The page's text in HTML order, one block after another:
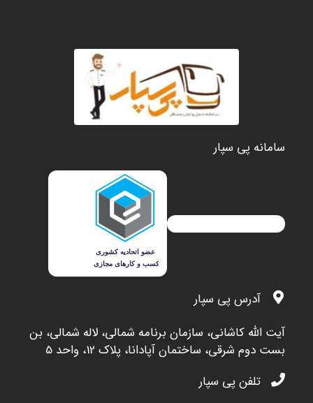
سامانه پی سپار
آدرس پی سپار
آيت الله کاشاني، سازمان برنامه شمالي، لاله شمالي، بن
بست دوم شرقي، ساختمان آپادانا، پلاک 12، واحد 5
تلفن پی سپار